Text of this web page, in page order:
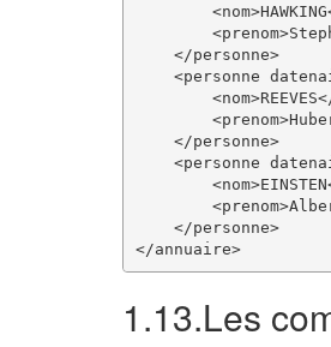
    </personne>
<personne
    </personne>
<personne
    </personne>
</annuaire>
1.13.Les